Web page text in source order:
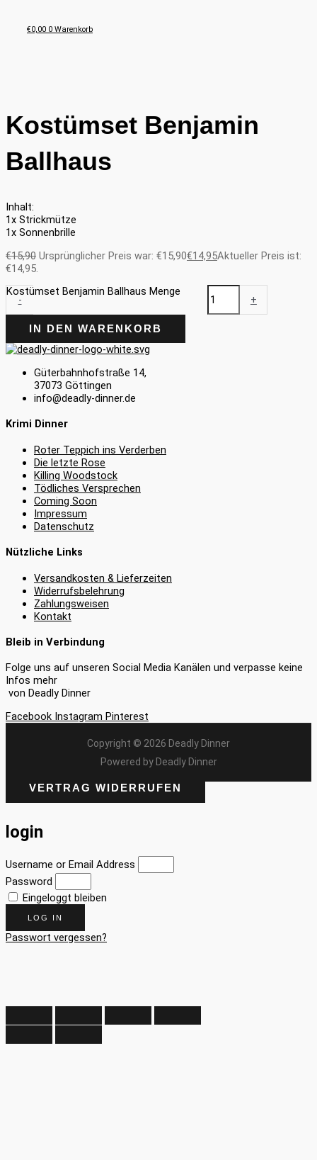
€0,00 0 Warenkorb
Kostümset Benjamin
Ballhaus
Inhalt:
1x Strickmütze
1x Sonnenbrille
€15,90 Ursprünglicher Preis war: €15,90€14,95Aktueller Preis ist:
€14,95.
-
Kostümset Benjamin Ballhaus Menge
+
IN DEN WARENKORB
Güterbahnhofstraße 14,
37073 Göttingen
info@deadly-dinner.de
Krimi Dinner
Roter Teppich ins Verderben
Die letzte Rose
Killing Woodstock
Tödliches Versprechen
Coming Soon
Impressum
Datenschutz
Nützliche Links
Versandkosten & Lieferzeiten
Widerrufsbelehrung
Zahlungsweisen
Kontakt
Bleib in Verbindung
Folge uns auf unseren Social Media Kanälen und verpasse keine
Infos mehr
von Deadly Dinner
Facebook Instagram Pinterest
Copyright © 2026 Deadly Dinner
Powered by Deadly Dinner
VERTRAG WIDERRUFEN
login
Username or Email Address
Password
Eingeloggt bleiben
LOG IN
Passwort vergessen?